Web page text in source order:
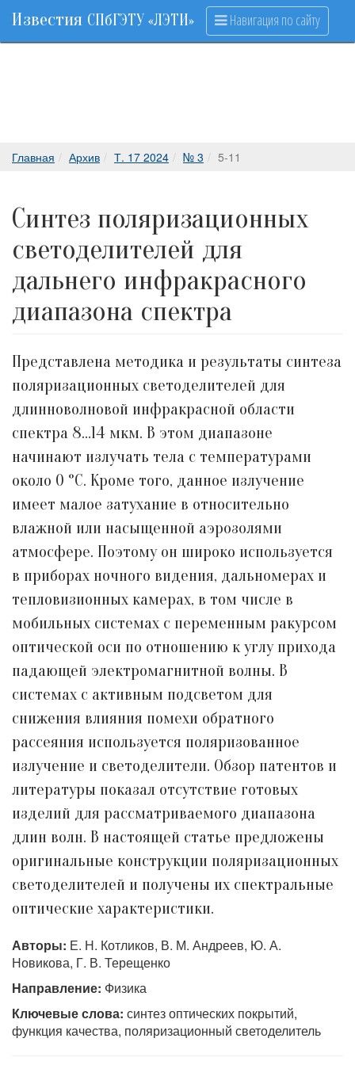
Известия СПбГЭТУ «ЛЭТИ» Навигация по сайту
Главная Архив Т. 17 2024 № 3 5-11
Синтез поляризационных
светоделителей для
дальнего инфракрасного
диапазона спектра
Представлена методика и результаты синтеза
поляризационных светоделителей для
длинноволновой инфракрасной области
спектра 8…14 мкм. В этом диапазоне
начинают излучать тела с температурами
около 0 °С. Кроме того, данное излучение
имеет малое затухание в относительно
влажной или насыщенной аэрозолями
атмосфере. Поэтому он широко используется
в приборах ночного видения, дальномерах и
тепловизионных камерах, в том числе в
мобильных системах с переменным ракурсом
оптической оси по отношению к углу прихода
падающей электромагнитной волны. В
системах с активным подсветом для
снижения влияния помехи обратного
рассеяния используется поляризованное
излучение и светоделители. Обзор патентов и
литературы показал отсутствие готовых
изделий для рассматриваемого диапазона
длин волн. В настоящей статье предложены
оригинальные конструкции поляризационных
светоделителей и получены их спектральные
оптические характеристики.
Авторы: Е. Н. Котликов, В. М. Андреев, Ю. А.
Новикова, Г. В. Терещенко
Направление: Физика
Ключевые слова: синтез оптических покрытий,
функция качества, поляризационный светоделитель